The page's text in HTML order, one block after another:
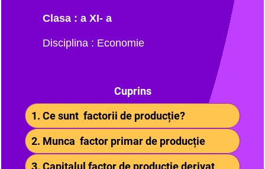
Clasa : a XI- a
Disciplina : Economie
Cuprins
1. Ce sunt factorii de producție?
2. Munca factor primar de producție
3. Capitalul factor de producție derivat